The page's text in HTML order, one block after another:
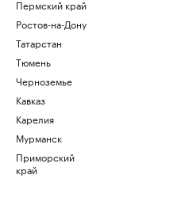
Пермский край
Ростов-на-Дону
Татарстан
Тюмень
Черноземье
Кавказ
Карелия
Мурманск
Приморский
край